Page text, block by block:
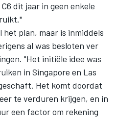
dit jaar in geen enkele
plan, maar is inmiddels
al was besloten ver
"Het initiële idee was
in Singapore en Las
Het komt doordat
te verduren krijgen, en in
een factor om rekening